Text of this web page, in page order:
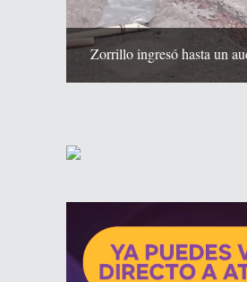
Zorrillo ingresó hasta un